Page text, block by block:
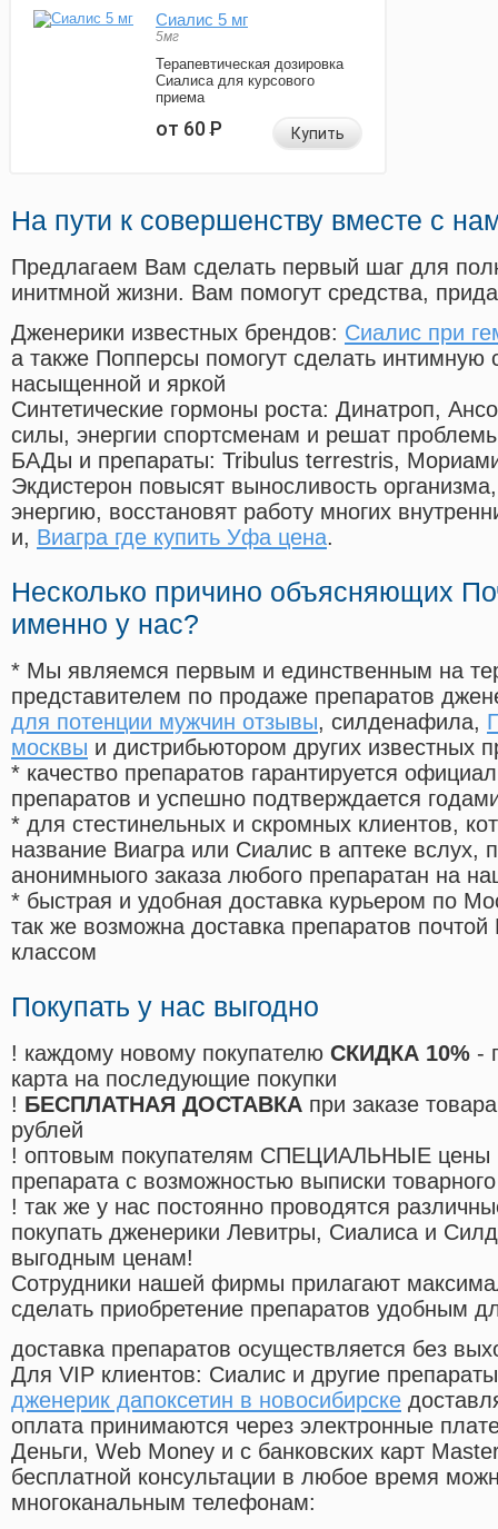
Сиалис 5 мг
5мг
Терапевтическая дозировка
Сиалиса для курсового
приема
от 60Р Купить
На пути к совершенству вместе с
Предлагаем Вам сделать первый шаг для
инитмной жизни. Вам помогут средства,
Дженерики известных брендов: Сиалис при
а также Попперсы помогут сделать
насыщенной и яркой
Синтетические гормоны роста: Динатроп,
силы, энергии спортсменам и решат
БАДы и препараты: Tribulus terrestris,
Экдистерон повысят выносливость
энергию, восстановят работу многих
и, Виагра где купить Уфа цена.
Несколько причино объясняющих
именно у нас?
* Мы являемся первым и единственным на
представителем по продаже препаратов
для потенции мужчин отзывы, силденафила,
москвы и дистрибьютором других известных
* качество препаратов гарантируется
препаратов и успешно подтверждается
* для стестинельных и скромных клиентов,
название Виагра или Сиалис в аптеке вслух,
анонимныого заказа любого препаратан на
* быстрая и удобная доставка курьером по
так же возможна доставка препаратов
классом
Покупать у нас выгодно
! каждому новому покупателю СКИДКА 10% -
карта на последующие покупки
! БЕСПЛАТНАЯ ДОСТАВКА при заказе
рублей
! оптовым покупателям СПЕЦИАЛЬНЫЕ цены
препарата с возможностью выписки
! так же у нас постоянно проводятся
покупать дженерики Левитры, Сиалиса и
выгодным ценам!
Cотрудники нашей фирмы прилагают
сделать приобретение препаратов удобным
доставка препаратов осуществляется без
Для VIP клиентов: Сиалис и другие
дженерик дапоксетин в новосибирске
оплата принимаются через электронные
Деньги, Web Money и с банковских карт
бесплатной консультации в любое время
многоканальным телефонам: